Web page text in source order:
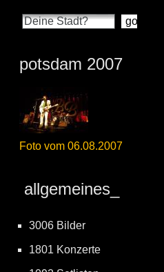
potsdam 2007
Foto vom 06.08.2007
allgemeines_
3006 Bilder
1801 Konzerte